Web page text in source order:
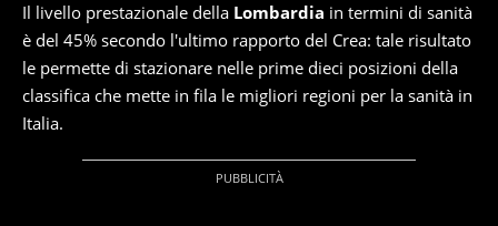
Il livello prestazionale della Lombardia in termini di sanità
è del 45% secondo l'ultimo rapporto del Crea: tale risultato
le permette di stazionare nelle prime dieci posizioni della
classifica che mette in fila le migliori regioni per la sanità in
Italia.